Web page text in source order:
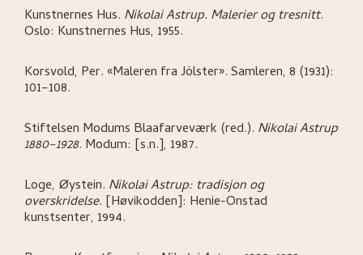
Kunstnernes Hus. Nikolai Astrup. Malerier og tresnitt.
Oslo: Kunstnernes Hus, 1955.
Korsvold, Per.«Maleren fra Jölster».Samleren, 8 (1931):
101–108.
Stiftelsen Modums Blaafarveværk (red.). Nikolai Astrup
1880–1928. Modum: [s.n.], 1987.
Loge, Øystein. Nikolai Astrup: tradisjon og
overskridelse. [Høvikodden]: Henie-Onstad
kunstsenter, 1994.